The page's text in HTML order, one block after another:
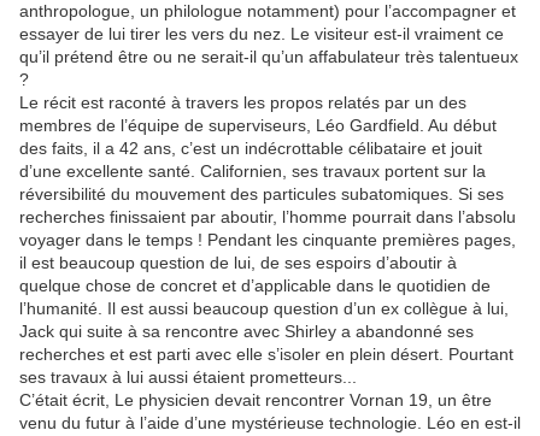
anthropologue, un philologue notamment) pour l’accompagner et
essayer de lui tirer les vers du nez. Le visiteur est-il vraiment ce
qu’il prétend être ou ne serait-il qu’un affabulateur très talentueux
?
Le récit est raconté à travers les propos relatés par un des
membres de l’équipe de superviseurs, Léo Gardfield. Au début
des faits, il a 42 ans, c’est un indécrottable célibataire et jouit
d’une excellente santé. Californien, ses travaux portent sur la
réversibilité du mouvement des particules subatomiques. Si ses
recherches finissaient par aboutir, l’homme pourrait dans l’absolu
voyager dans le temps ! Pendant les cinquante premières pages,
il est beaucoup question de lui, de ses espoirs d’aboutir à
quelque chose de concret et d’applicable dans le quotidien de
l’humanité. Il est aussi beaucoup question d’un ex collègue à lui,
Jack qui suite à sa rencontre avec Shirley a abandonné ses
recherches et est parti avec elle s’isoler en plein désert. Pourtant
ses travaux à lui aussi étaient prometteurs...
C’était écrit, Le physicien devait rencontrer Vornan 19, un être
venu du futur à l’aide d’une mystérieuse technologie. Léo en est-il